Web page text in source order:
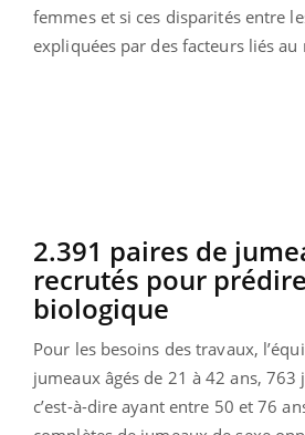
femmes et si ces disparités entre
expliquées par des facteurs liés au
2.391 paires de
recrutés pour
biologique
Pour les besoins des travaux,
jumeaux âgés de 21 à 42 ans, 763
c’est-à-dire ayant entre 50 et 76